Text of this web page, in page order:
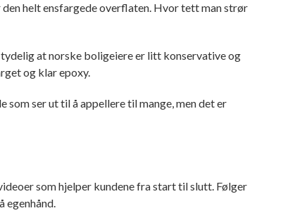
helt ensfargede overflaten. Hvor tett man strør
at norske boligeiere er litt konservative og
og klar epoxy.
ser ut til å appellere til mange, men det er
som hjelper kundene fra start til slutt. Følger
egenhånd.